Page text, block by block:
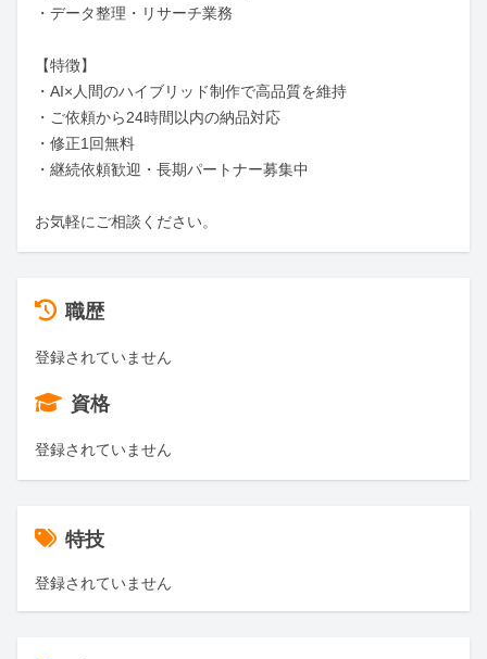
・データ整理・リサーチ業務
【特徴】
・AI×人間のハイブリッド制作で高品質を維持
・ご依頼から24時間以内の納品対応
・修正1回無料
・継続依頼歓迎・長期パートナー募集中
お気軽にご相談ください。
職歴
登録されていません
資格
登録されていません
特技
登録されていません